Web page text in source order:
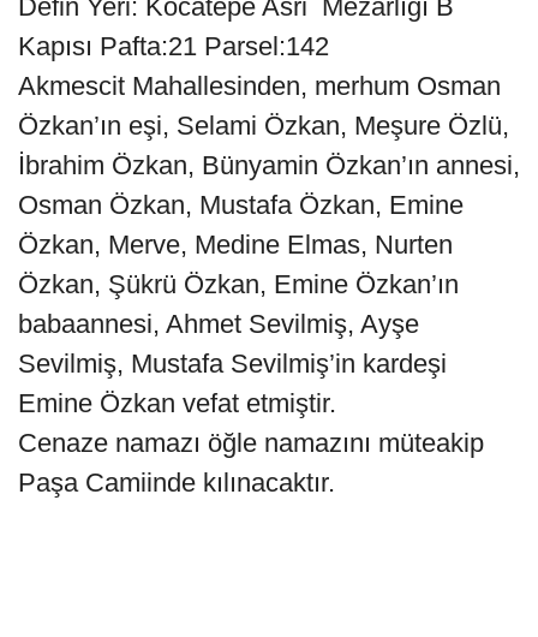
Defin Yeri: Kocatepe Asri Mezarlığı B
Kapısı Pafta:21 Parsel:142
Akmescit Mahallesinden, merhum Osman
Özkan’ın eşi, Selami Özkan, Meşure Özlü,
İbrahim Özkan, Bünyamin Özkan’ın annesi,
Osman Özkan, Mustafa Özkan, Emine
Özkan, Merve, Medine Elmas, Nurten
Özkan, Şükrü Özkan, Emine Özkan’ın
babaannesi, Ahmet Sevilmiş, Ayşe
Sevilmiş, Mustafa Sevilmiş’in kardeşi
Emine Özkan vefat etmiştir.
Cenaze namazı öğle namazını müteakip
Paşa Camiinde kılınacaktır.